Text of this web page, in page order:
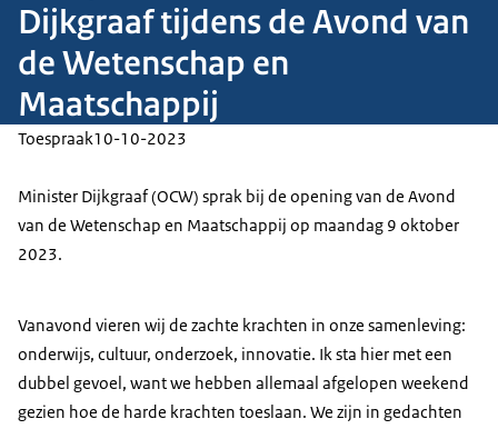
Dijkgraaf tijdens de Avond van
de Wetenschap en
Maatschappij
Toespraak10-10-2023
Minister Dijkgraaf (OCW) sprak bij de opening van de Avond
van de Wetenschap en Maatschappij op maandag 9 oktober
2023.
Vanavond vieren wij de zachte krachten in onze samenleving:
onderwijs, cultuur, onderzoek, innovatie. Ik sta hier met een
dubbel gevoel, want we hebben allemaal afgelopen weekend
gezien hoe de harde krachten toeslaan. We zijn in gedachten